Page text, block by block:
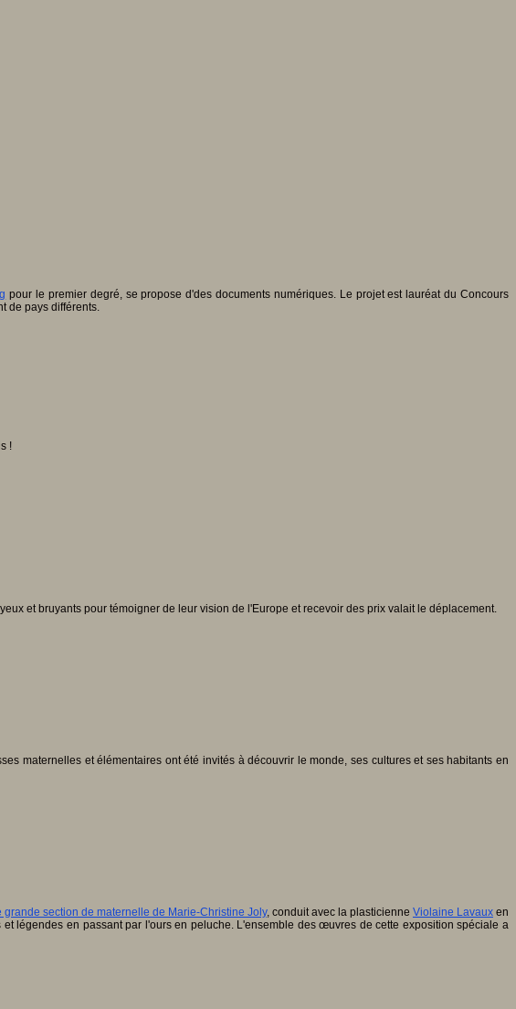
pour le premier degré, se propose d'des documents numériques. Le projet est lauréat du Concours
de pays différents.
!
et bruyants pour témoigner de leur vision de l'Europe et recevoir des prix valait le déplacement.
maternelles et élémentaires ont été invités à découvrir le monde, ses cultures et ses habitants en
section de maternelle de Marie-Christine Joly, conduit avec la plasticienne Violaine Lavaux en
légendes en passant par l'ours en peluche. L'ensemble des œuvres de cette exposition spéciale a